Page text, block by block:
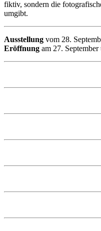
fiktiv, sondern die
umgibt.
Ausstellung vom 28.
Eröffnung am 27.